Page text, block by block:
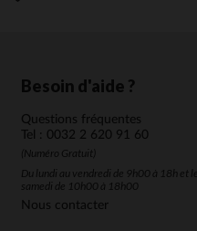
Besoin d'aide ?
Questions fréquentes
Tel : 0032 2 620 91 60
(Numéro Gratuit)
Du lundi au vendredi de 9h00 à 18h et le
samedi de 10h00 à 18h00
Nous contacter